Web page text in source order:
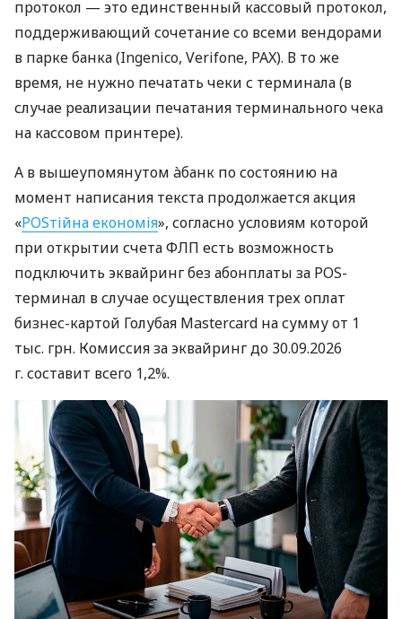
протокол — это единственный кассовый протокол,
поддерживающий сочетание со всеми вендорами
в парке банка (Ingenico, Verifone, PAX). В то же
время, не нужно печатать чеки с терминала (в
случае реализации печатания терминального чека
на кассовом принтере).
А в вышеупомянутом àбанк по состоянию на
момент написания текста продолжается акция
«POSтійна економія», согласно условиям которой
при открытии счета ФЛП есть возможность
подключить эквайринг без абонплаты за POS-
терминал в случае осуществления трех оплат
бизнес-картой Голубая Mastercard на сумму от 1
тыс. грн. Комиссия за эквайринг до 30.09.2026
г. составит всего 1,2%.